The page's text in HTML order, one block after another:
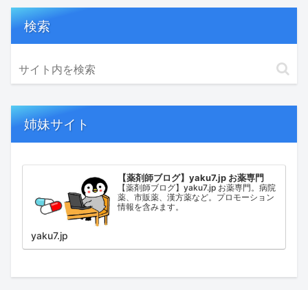
検索
姉妹サイト
【薬剤師ブログ】yaku7.jp お薬専門
【薬剤師ブログ】yaku7.jp お薬専門。病院
薬、市販薬、漢方薬など。プロモーション
情報を含みます。
yaku7.jp